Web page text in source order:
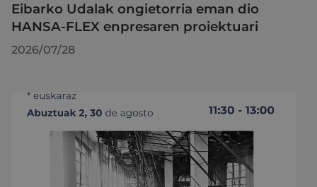
Eibarko Udalak ongietorria eman dio
HANSA-FLEX enpresaren proiektuari
2026/07/28